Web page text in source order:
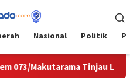
Nasional Politik
Makutarama Tinjau Langsung